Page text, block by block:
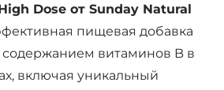
Dose от Sunday Natural
пищевая добавка
витаминов B в
включая уникальный